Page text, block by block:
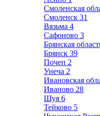
Смоленская
Смоленск 31
Вязьма 4
Сафоново 3
Брянская
Брянск 39
Почеп 2
Унеча 2
Ивановская
Иваново 28
Шуя 6
Тейково 5